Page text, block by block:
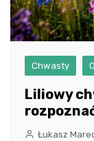
Chwasty
Liliowy
Łukasz